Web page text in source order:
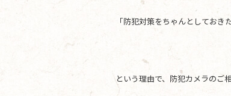
「防犯対策をちゃんとしておき
という理由で、防犯カメラのご